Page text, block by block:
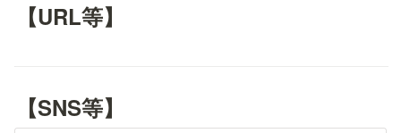
【URL等】
【SNS等】